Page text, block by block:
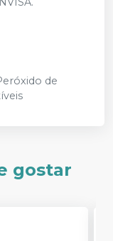
de
gostar